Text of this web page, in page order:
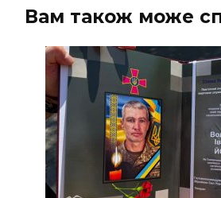
Вам також може